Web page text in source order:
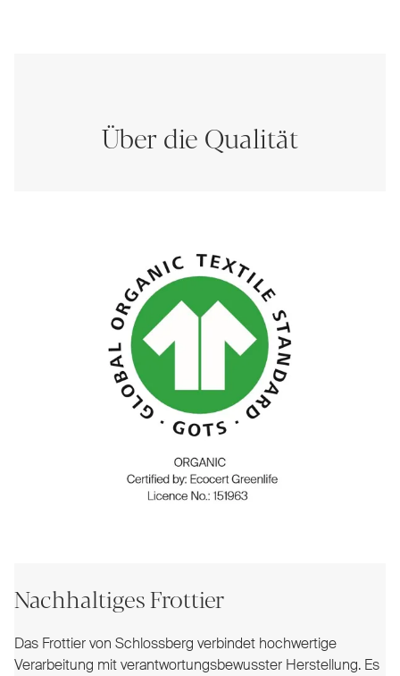
Über die Qualität
Nachhaltiges Frottier
Das Frottier von Schlossberg verbindet hochwertige
Verarbeitung mit verantwortungsbewusster Herstellung. Es